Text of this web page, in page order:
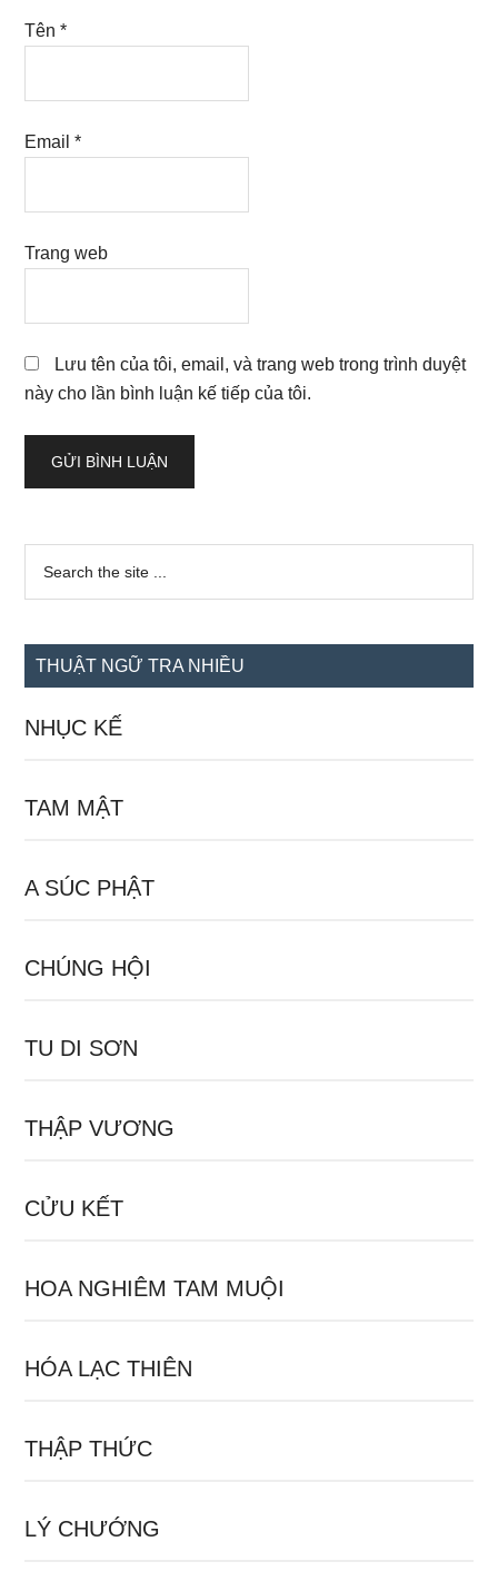
Tên*
Email*
Trang web
Lưu tên của tôi, email, và trang web trong trình duyệt
này cho lần bình luận kế tiếp của tôi.
Sidebar
chính
...
THUẬT NGỮ TRA NHIỀU
NHỤC KẾ
TAM MẬT
A SÚC PHẬT
CHÚNG HỘI
TU DI SƠN
THẬP VƯƠNG
CỬU KẾT
HOA NGHIÊM TAM MUỘI
HÓA LẠC THIÊN
THẬP THỨC
LÝ CHƯỚNG